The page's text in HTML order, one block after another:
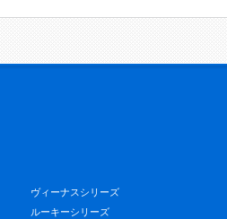
ヴィーナスシリーズ
ルーキーシリーズ